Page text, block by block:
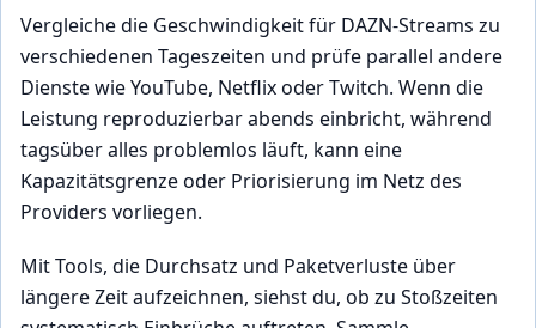
Vergleiche die Geschwindigkeit für DAZN-Streams zu
verschiedenen Tageszeiten und prüfe parallel andere
Dienste wie YouTube, Netflix oder Twitch. Wenn die
Leistung reproduzierbar abends einbricht, während
tagsüber alles problemlos läuft, kann eine
Kapazitätsgrenze oder Priorisierung im Netz des
Providers vorliegen.
Mit Tools, die Durchsatz und Paketverluste über
längere Zeit aufzeichnen, siehst du, ob zu Stoßzeiten